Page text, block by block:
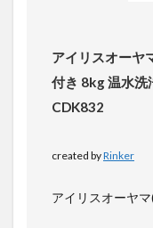
アイリスオーヤ
付き 8kg 温水
CDK832
created byRinker
アイリスオーヤ